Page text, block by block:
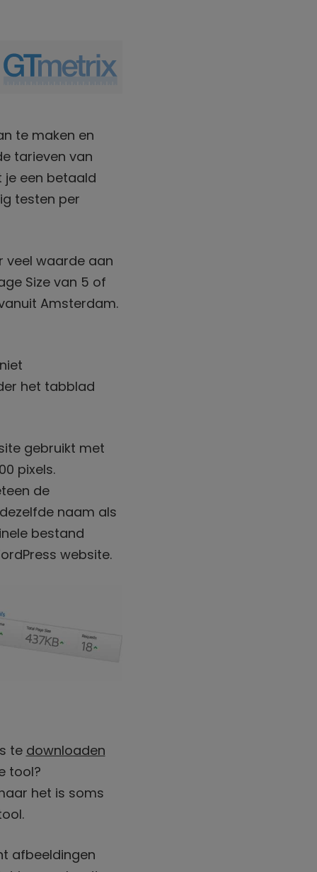
te maken en
tarieven van
je een betaald
testen per
veel waarde aan
Size van 5 of
Amsterdam.
het tabblad
gebruikt met
pixels.
de
naam als
bestand
website.
te downloaden
tool?
het is soms
afbeeldingen